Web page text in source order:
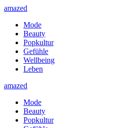
amazed
Mode
Beauty
Popkultur
Gefühle
Wellbeing
Leben
amazed
Mode
Beauty
Popkultur